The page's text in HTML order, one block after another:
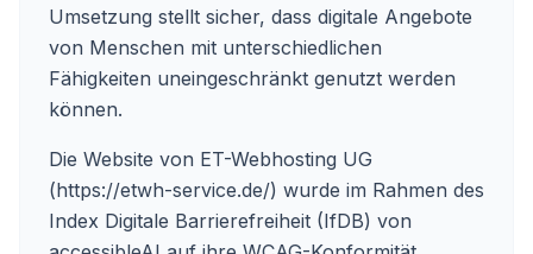
Umsetzung stellt sicher, dass digitale Angebote
von Menschen mit unterschiedlichen
Fähigkeiten uneingeschränkt genutzt werden
können.
Die Website von ET-Webhosting UG
(https://etwh-service.de/) wurde im Rahmen des
Index Digitale Barrierefreiheit (IfDB) von